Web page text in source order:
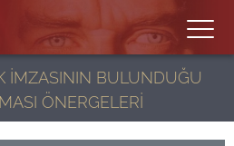
İMZASININ BULUNDUĞU
ÖNERGELERİ